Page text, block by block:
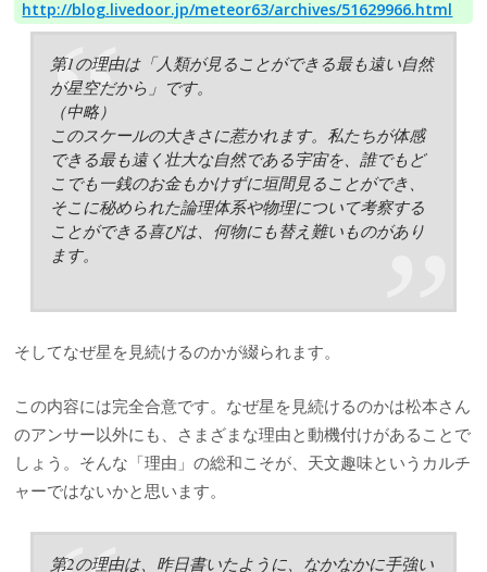
http://blog.livedoor.jp/meteor63/archives/51629966.html
第1の理由は「人類が見ることができる最も遠い自然
が星空だから」です。
（中略）
このスケールの大きさに惹かれます。私たちが体感
できる最も遠く壮大な自然である宇宙を、誰でもど
こでも一銭のお金もかけずに垣間見ることができ、
そこに秘められた論理体系や物理について考察する
ことができる喜びは、何物にも替え難いものがあり
ます。
そしてなぜ星を見続けるのかが綴られます。
この内容には完全合意です。なぜ星を見続けるのかは松本さん
のアンサー以外にも、さまざまな理由と動機付けがあることで
しょう。そんな「理由」の総和こそが、天文趣味というカルチ
ャーではないかと思います。
第2の理由は、昨日書いたように、なかなかに手強い